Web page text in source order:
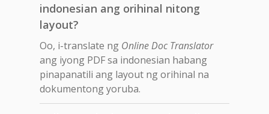
indonesian ang orihinal nitong
layout?
Oo, i-translate ng Online Doc Translator
ang iyong PDF sa indonesian habang
pinapanatili ang layout ng orihinal na
dokumentong yoruba.